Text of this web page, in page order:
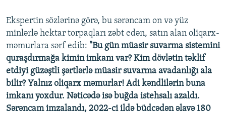
Ekspertin sözlərinə görə, bu sərəncam on və yüz
minlərlə hektar torpaqları zəbt edən, satın alan oliqarx-
məmurlara sərf edib: "Bu gün müasir suvarma sistemini
quraşdırmağa kimin imkanı var? Kim dövlətin təklif
etdiyi güzəştli şərtlərlə müasir suvarma avadanlığı ala
bilir? Yalnız oliqarx məmurlar! Adi kəndlilərin buna
imkanı yoxdur. Nəticədə isə buğda istehsalı azaldı.
Sərəncam imzalandı, 2022-ci ildə büdcədən əlavə 180